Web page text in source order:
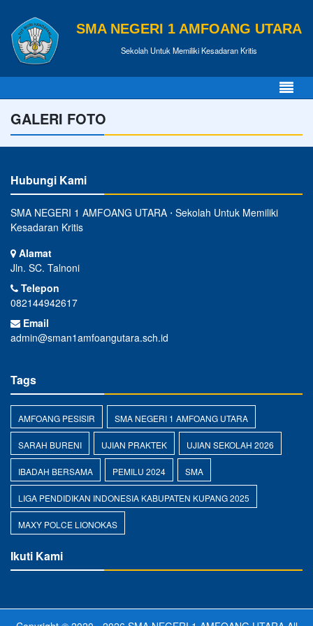
SMA NEGERI 1 AMFOANG UTARA
Sekolah Untuk Memiliki Kesadaran Kritis
GALERI FOTO
Hubungi Kami
SMA NEGERI 1 AMFOANG UTARA ⋅ Sekolah Untuk Memiliki
Kesadaran Kritis
Alamat
Jln. SC. Talnoni
Telepon
082144942617
Email
admin@sman1amfoangutara.sch.id
Tags
AMFOANG PESISIR SMA NEGERI 1 AMFOANG UTARA
SARAH BURENI UJIAN PRAKTEK UJIAN SEKOLAH 2026
IBADAH BERSAMA PEMILU 2024 SMA
LIGA PENDIDIKAN INDONESIA KABUPATEN KUPANG 2025
MAXY POLCE LIONOKAS
Ikuti Kami